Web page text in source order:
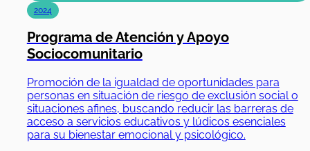
2024
Programa de Atención y Apoyo
Sociocomunitario
Promoción de la igualdad de oportunidades para
personas en situación de riesgo de exclusión social o
situaciones afines, buscando reducir las barreras de
acceso a servicios educativos y lúdicos esenciales
para su bienestar emocional y psicológico.